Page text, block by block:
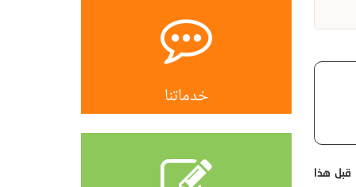
قبل هذا
خدماتنا